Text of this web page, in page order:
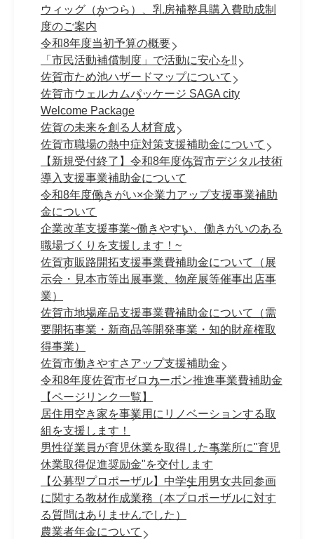
ウィッグ（かつら）、乳房補整具購入費助成制
度のご案内
令和8年度当初予算の概要
「市民活動補償制度」で活動に安心を!!
佐賀市ため池ハザードマップについて
佐賀市ウェルカムパッケージ SAGA city
Welcome Package
佐賀の未来を創る人材育成
佐賀市職場の熱中症対策支援補助金について
【新規受付終了】令和8年度佐賀市デジタル技術
導入支援事業補助金について
令和8年度働きがい×企業力アップ支援事業補助
金について
企業改革支援事業~働きやすい、働きがいのある
職場づくりを支援します！~
佐賀市販路開拓支援事業費補助金について（展
示会・見本市等出展事業、物産展等催事出店事
業）
佐賀市地場産品支援事業費補助金について（需
要開拓事業・新商品等開発事業・知的財産権取
得事業）
佐賀市働きやすさアップ支援補助金
令和8年度佐賀市ゼロカーボン推進事業費補助金
【ページリンク一覧】
居住用空き家を事業用にリノベーションする取
組を支援します！
男性従業員が育児休業を取得した事業所に"育児
休業取得促進奨励金"を交付します
【公募型プロポーザル】中学生用男女共同参画
に関する教材作成業務（本プロポーザルに対す
る質問はありませんでした）
農業者年金について